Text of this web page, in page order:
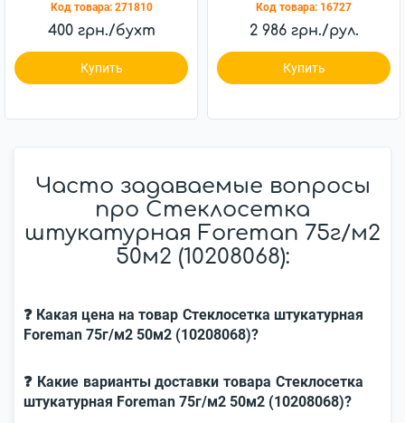
Код товара: 271810
400 грн./бухт
Купить
Код товара: 16727
2 986 грн./рул.
Купить
Часто задаваемые вопросы
про Стеклосетка
штукатурная Foreman 75г/м2
50м2 (10208068):
❓ Какая цена на товар Стеклосетка штукатурная
Foreman 75г/м2 50м2 (10208068)?
❓ Какие варианты доставки товара Стеклосетка
штукатурная Foreman 75г/м2 50м2 (10208068)?